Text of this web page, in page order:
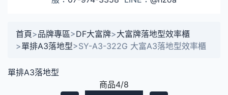
首頁>品牌專區>DF大富牌>大富牌落地型效率櫃
>單排A3落地型>SY-A3-322G 大富A3落地型效率櫃
單排A3落地型
商品4/8